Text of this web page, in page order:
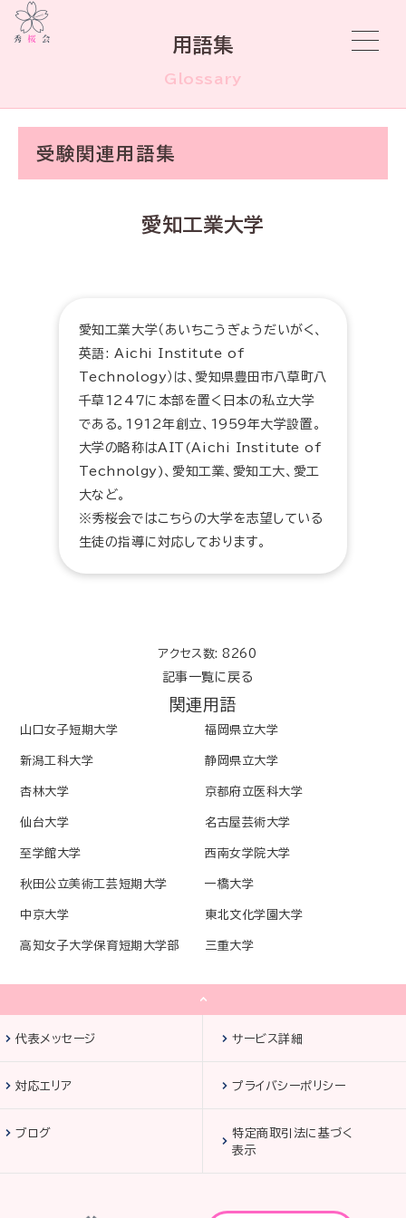
用語集
Glossary
受験関連用語集
愛知工業大学
愛知工業大学（あいちこうぎょうだいがく、
英語: Aichi Institute of
Technology）は、愛知県豊田市八草町八
千草1247に本部を置く日本の私立大学
である。1912年創立、1959年大学設置。
大学の略称はAIT(Aichi Institute of
Technolgy)、愛知工業、愛知工大、愛工
大など。
※秀桜会ではこちらの大学を志望している
生徒の指導に対応しております。
アクセス数: 8260
記事一覧に戻る
関連用語
山口女子短期大学 福岡県立大学
新潟工科大学 静岡県立大学
杏林大学 京都府立医科大学
仙台大学 名古屋芸術大学
至学館大学 西南女学院大学
秋田公立美術工芸短期大学 一橋大学
中京大学 東北文化学園大学
高知女子大学保育短期大学部 三重大学
代表メッセージ サービス詳細
対応エリア プライバシーポリシー
ブログ
特定商取引法に基づく
表示